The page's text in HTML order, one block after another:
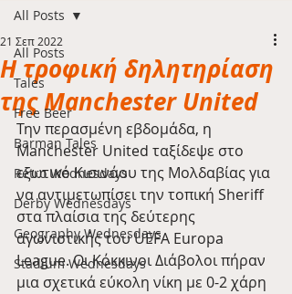
All Posts
Tales
Free Beer
Barman Tales
Retro Wednesdays
Derby Wednesdays
Geography Wednesdays
Stadium Wednesdays
All Posts
Η τροφική δηλητηρίαση
της Manchester United
21 Σεπ 2022
Την περασμένη εβδομάδα, η
Manchester United ταξίδεψε στο
εξωτικό Κισινάου της Μολδαβίας για
να αντιμετωπίσει την τοπική Sheriff
στα πλαίσια της δεύτερης
αγωνιστικής του UEFA Europa
League. Οι Κόκκινοι Διάβολοι πήραν
μια σχετικά εύκολη νίκη με 0-2 χάρη